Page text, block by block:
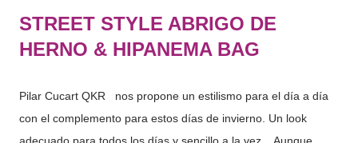
STREET STYLE ABRIGO DE
HERNO & HIPANEMA BAG
Pilar Cucart QKR nos propone un estilismo para el día a día
con el complemento para estos días de invierno. Un look
adecuado para todos los días y sencillo a la vez. Aunque